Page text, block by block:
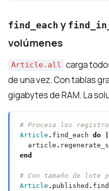
find_each y
volúmenes
Article.all carga
de una vez. Con tablas
gigabytes de RAM. La
# Procesa los
Article . find_each do
  article
.
end
# Con tamaño de lote
Article . published .